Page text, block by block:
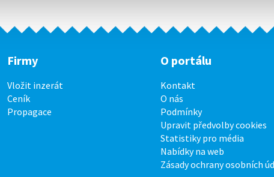
Firmy
Vložit inzerát
Ceník
Propagace
O portálu
Kontakt
O nás
Podmínky
Upravit předvolby cookies
Statistiky pro média
Nabídky na web
Zásady ochrany osobních